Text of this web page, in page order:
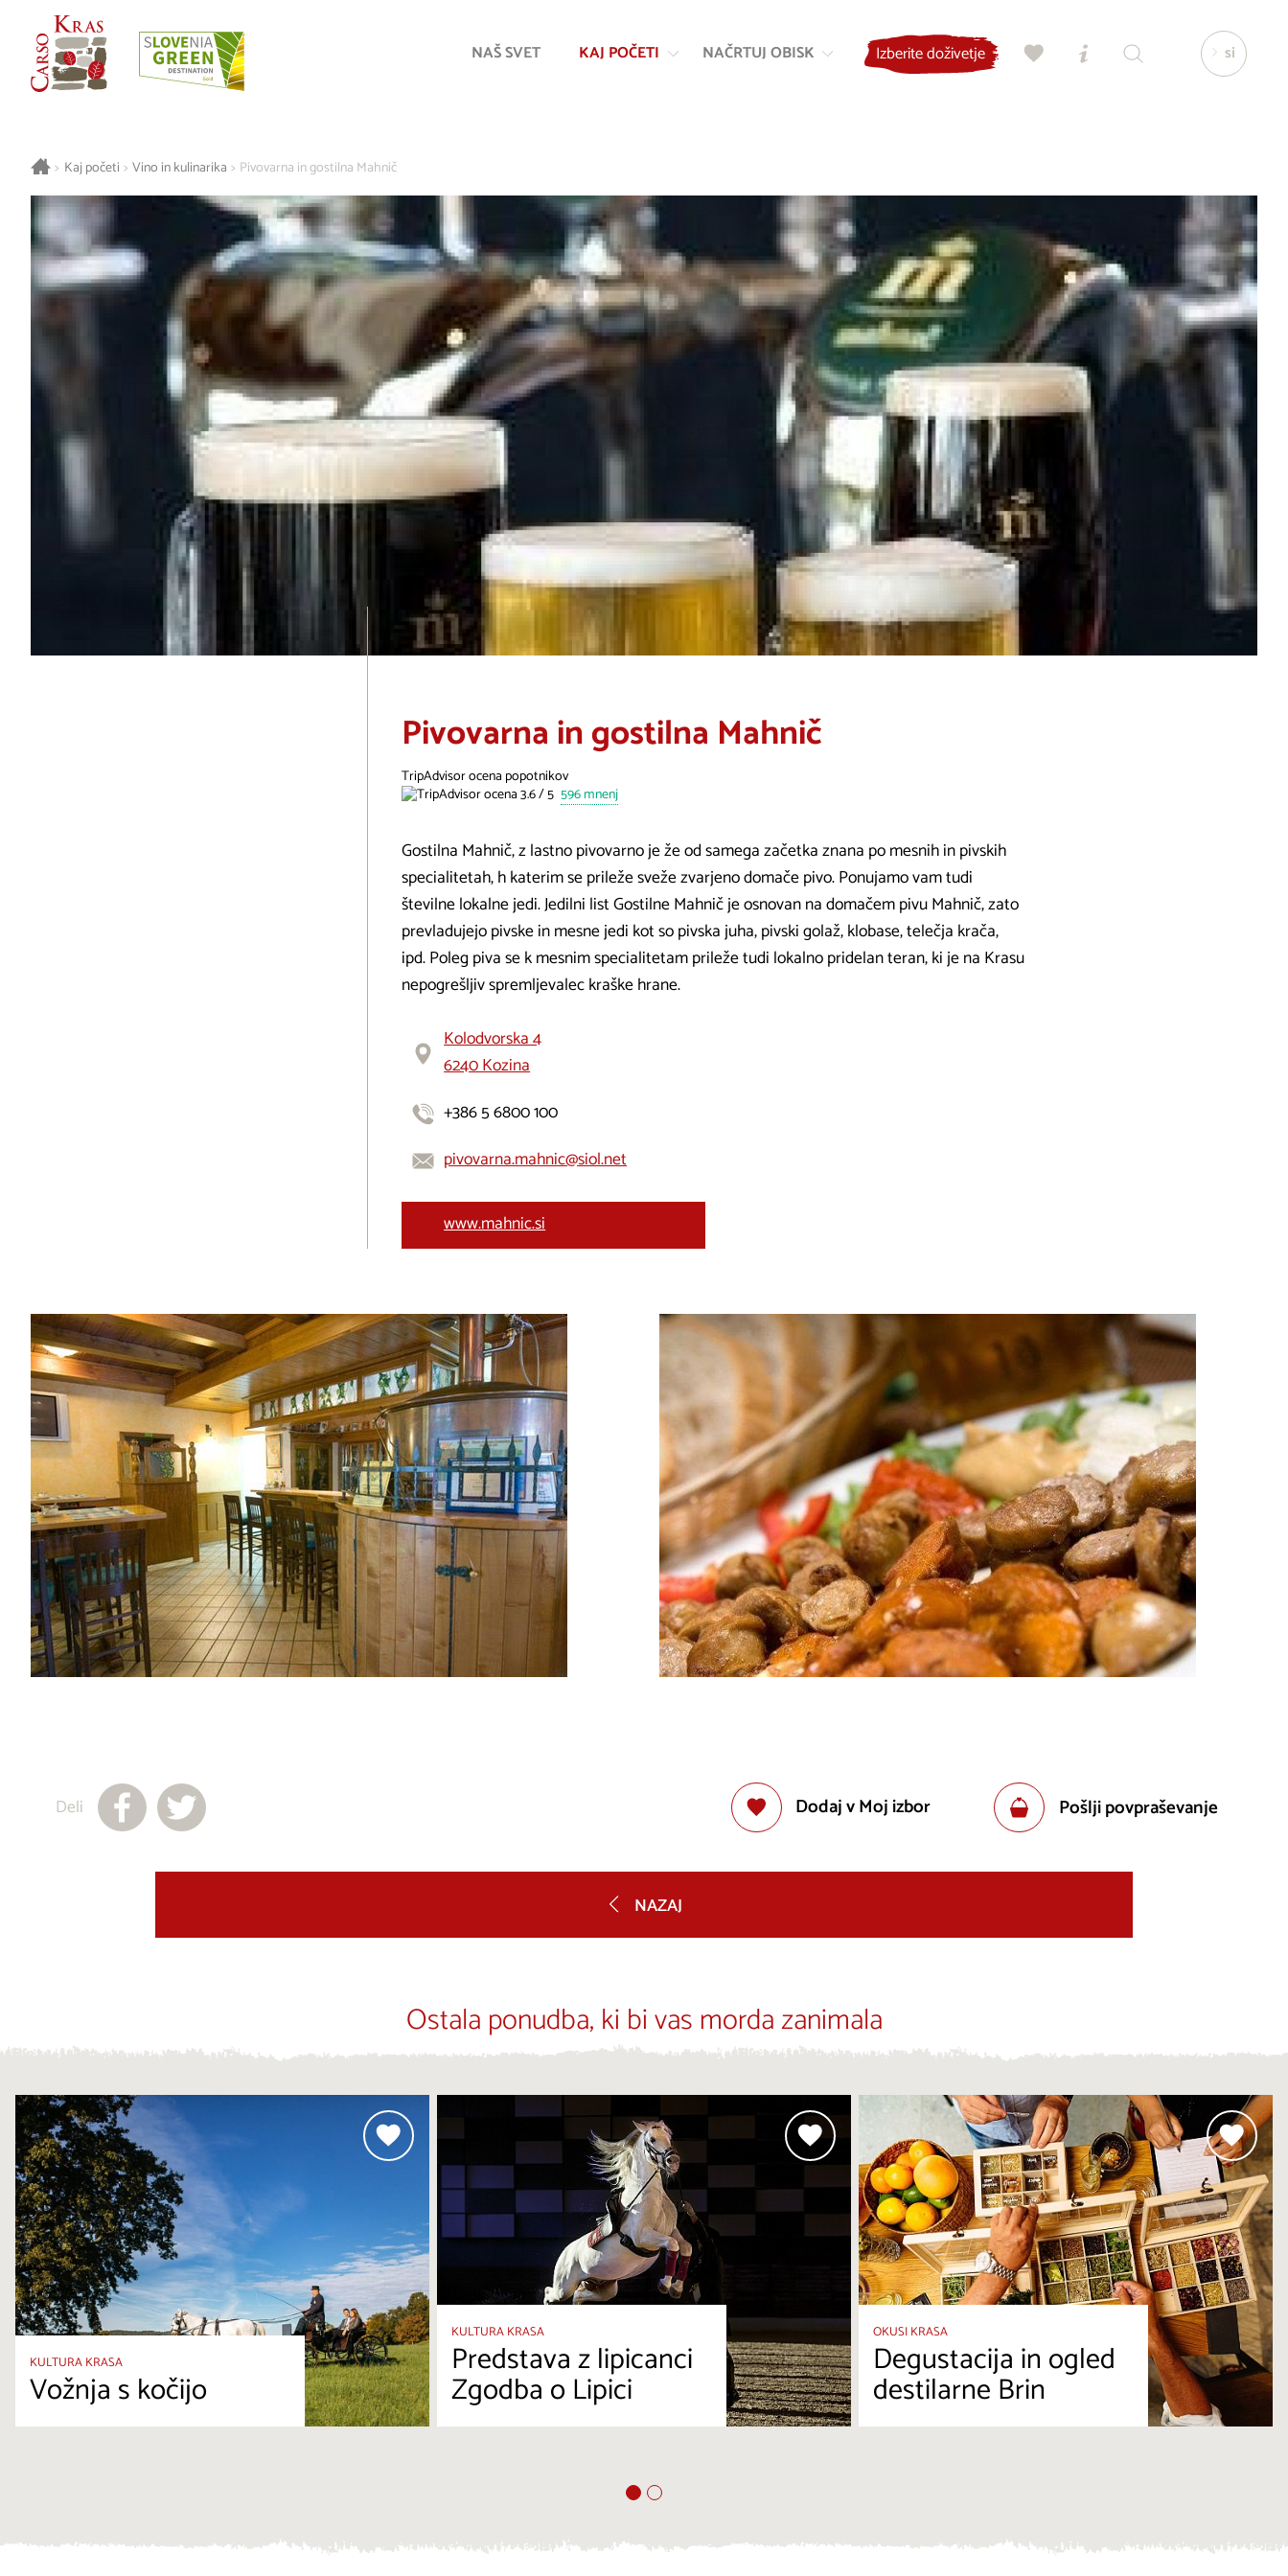
vsebino
NAŠ SVET KAJ POČETI NAČRTUJ OBISK Izberite doživetje si
> Kaj početi > Vino in kulinarika > Pivovarna in gostilna Mahnič
Pivovarna in gostilna Mahnič
TripAdvisor ocena popotnikov
596 mnenj
Gostilna Mahnič, z lastno pivovarno je že od samega začetka znana po mesnih in pivskih
specialitetah, h katerim se prileže sveže zvarjeno domače pivo. Ponujamo vam tudi
številne lokalne jedi. Jedilni list Gostilne Mahnič je osnovan na domačem pivu Mahnič, zato
prevladujejo pivske in mesne jedi kot so pivska juha, pivski golaž, klobase, telečja krača,
ipd. Poleg piva se k mesnim specialitetam prileže tudi lokalno pridelan teran, ki je na Krasu
nepogrešljiv spremljevalec kraške hrane.
Kolodvorska 4
6240 Kozina
+386 5 6800 100
pivovarna.mahnic@siol.net
www.mahnic.si
Dodaj v Moj izbor Pošlji povpraševanje
Deli
NAZAJ
Ostala ponudba, ki bi vas morda zanimala
KULTURA KRASA
Vožnja s kočijo
KULTURA KRASA
Predstava z lipicanci
Zgodba o Lipici
OKUSI KRASA
Degustacija in ogled
destilarne Brin